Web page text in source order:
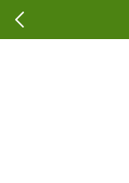
当前位置：